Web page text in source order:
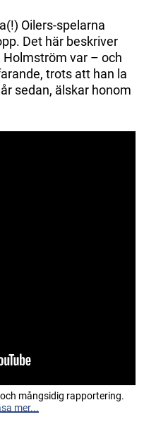
Oilers-spelarna
Det här beskriver
var – och
trots att han la
sedan, älskar honom
mångsidig rapportering.
mer...